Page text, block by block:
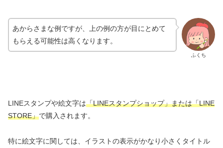
ふくち
あからさまな例ですが、上の例の方が目にとめて
もらえる可能性は高くなります。
LINEスタンプや絵文字は「LINEスタンプショップ」または「LINE
STORE」で購入されます。
特に絵文字に関しては、イラストの表示がかなり小さくタイトル